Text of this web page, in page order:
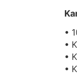
•
•
•
•